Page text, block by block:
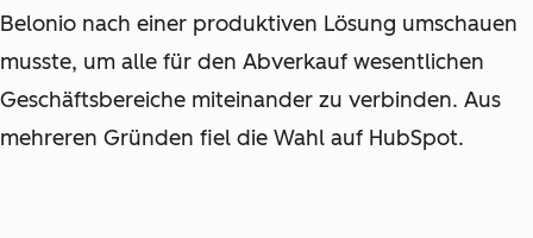
Belonio nach einer produktiven Lösung umschauen
musste, um alle für den Abverkauf wesentlichen
Geschäftsbereiche miteinander zu verbinden. Aus
mehreren Gründen fiel die Wahl auf HubSpot.